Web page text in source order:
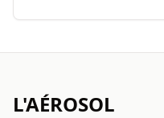
L'AÉROSOL